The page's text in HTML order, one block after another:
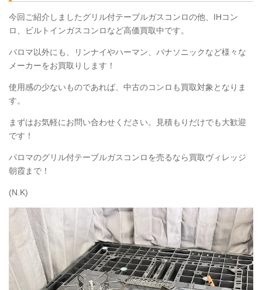
今回ご紹介しましたグリル付テーブルガスコンロの他、 IHコン
ロ、
ビルトインガスコンロなど高価買取中です。
パロマ以外にも、リンナイやハーマン、パナソニックなど様々な
メーカーをお買取りします！
使用感の少ないものであれば、中古のコンロも買取対象となりま
す。
まずはお気軽にお問い合わせください。見積もりだけでも大歓迎
です！
パロマのグリル付テーブルガスコンロを売るなら買取ヴィレッジ
朝霞まで！
(N.K)